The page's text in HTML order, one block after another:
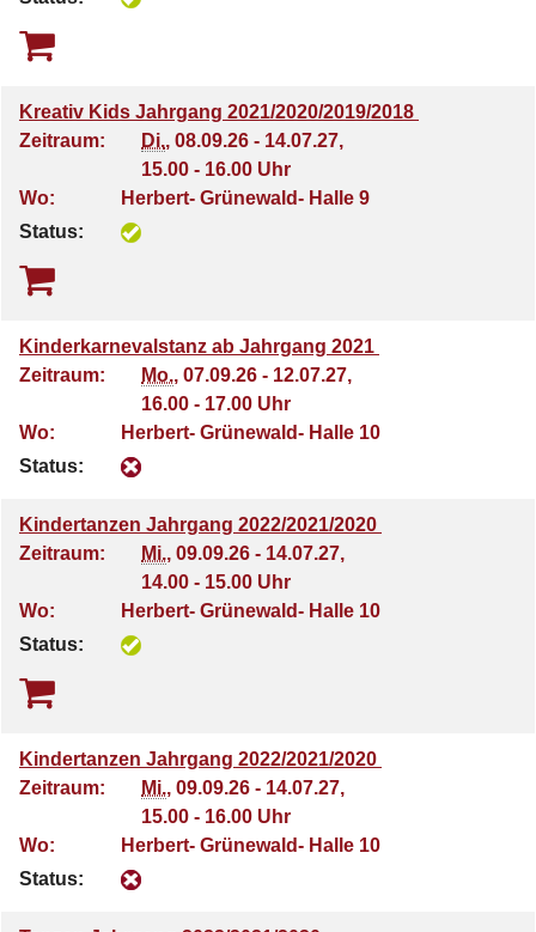
Kreativ Kids Jahrgang 2021/2020/2019/2018
Zeitraum:
Di., 08.09.26 - 14.07.27,
15.00 - 16.00 Uhr
Wo:
Herbert- Grünewald- Halle 9
Status:
Kinderkarnevalstanz ab Jahrgang 2021
Zeitraum:
Mo., 07.09.26 - 12.07.27,
16.00 - 17.00 Uhr
Wo:
Herbert- Grünewald- Halle 10
Status:
Kindertanzen Jahrgang 2022/2021/2020
Zeitraum:
Mi., 09.09.26 - 14.07.27,
14.00 - 15.00 Uhr
Wo:
Herbert- Grünewald- Halle 10
Status:
Kindertanzen Jahrgang 2022/2021/2020
Zeitraum:
Mi., 09.09.26 - 14.07.27,
15.00 - 16.00 Uhr
Wo:
Herbert- Grünewald- Halle 10
Status: